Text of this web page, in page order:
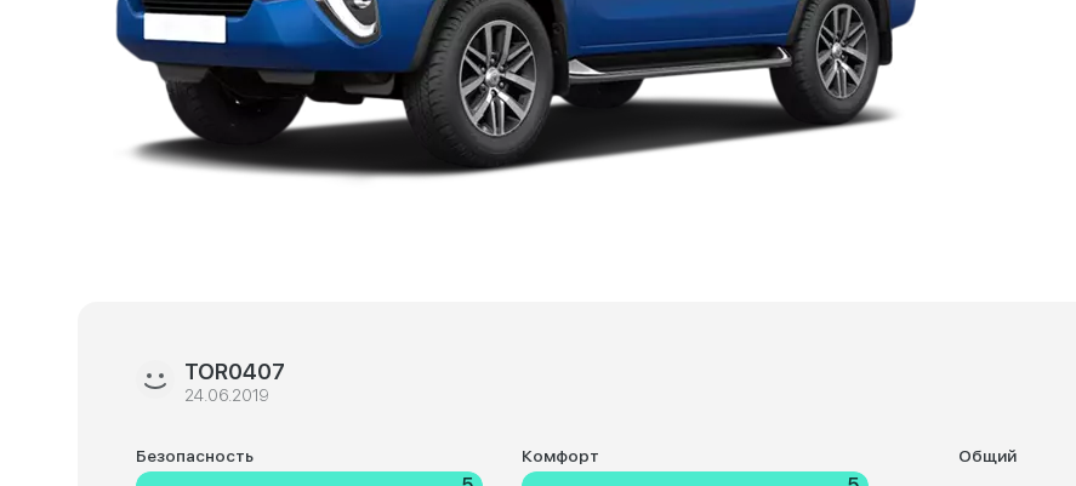
TOR0407
24.06.2019
Безопасность Комфорт Общий